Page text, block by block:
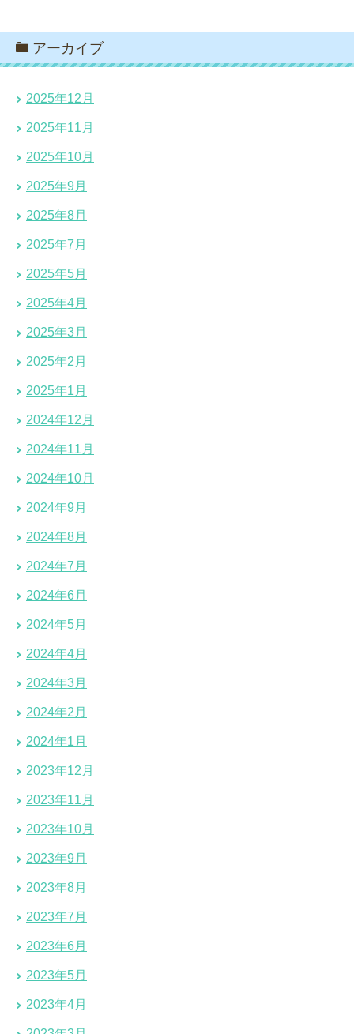
アーカイブ
2025年12月
2025年11月
2025年10月
2025年9月
2025年8月
2025年7月
2025年5月
2025年4月
2025年3月
2025年2月
2025年1月
2024年12月
2024年11月
2024年10月
2024年9月
2024年8月
2024年7月
2024年6月
2024年5月
2024年4月
2024年3月
2024年2月
2024年1月
2023年12月
2023年11月
2023年10月
2023年9月
2023年8月
2023年7月
2023年6月
2023年5月
2023年4月